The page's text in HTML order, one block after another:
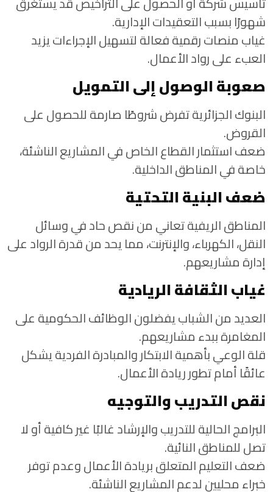
شهورًا بسبب التعقيدات الإدارية.
غياب منصات رقمية فعالة لتسهيل الإجراءات يزيد
العبء على رواد الأعمال.
صعوبة الوصول إلى التمويل
البنوك الجزائرية تفرض شروطًا صارمة للحصول على
القروض.
ضعف استثمار القطاع الخاص في المشاريع الناشئة،
خاصة في المناطق الداخلية.
ضعف البنية التحتية
المناطق الريفية تعاني من نقص حاد في وسائل
النقل، الكهرباء، والإنترنت، مما يحد من قدرة الرواد على
إدارة مشاريعهم.
غياب الثقافة الريادية
العديد من الشباب يفضلون الوظائف الحكومية على
المغامرة ببدء مشاريعهم.
قلة الوعي بأهمية الابتكار والمبادرة الفردية يشكل
عائقًا أمام تطور ريادة الأعمال.
نقص التدريب والتوجيه
البرامج الحالية للتدريب والإرشاد غالبًا غير كافية أو لا
تصل للمناطق النائية.
ضعف التعليم المتعلق بريادة الأعمال وعدم توفر
خبراء محليين لدعم المشاريع الناشئة.